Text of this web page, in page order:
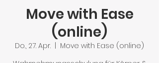
Move with Ease
(online)
Do., 27. Apr.
Move with Ease (online)